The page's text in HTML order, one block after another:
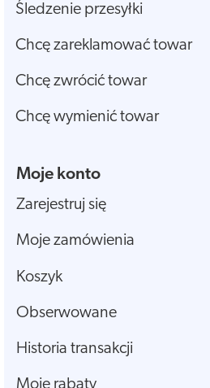
Śledzenie przesyłki
Chcę zareklamować towar
Chcę zwrócić towar
Chcę wymienić towar
Moje konto
Zarejestruj się
Moje zamówienia
Koszyk
Obserwowane
Historia transakcji